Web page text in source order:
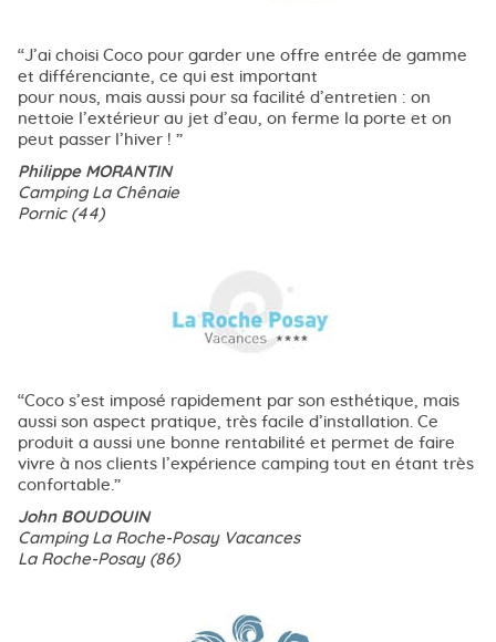
J’ai choisi Coco pour garder une offre entrée de gamme
et différenciante, ce qui est important
pour nous, mais aussi pour sa facilité d’entretien : on
nettoie l’extérieur au jet d’eau, on ferme la porte et on
peut passer l’hiver !
Philippe MORANTIN
Camping La Chênaie
Pornic (44)
Coco s’est imposé rapidement par son esthétique, mais
aussi son aspect pratique, très facile d’installation. Ce
produit a aussi une bonne rentabilité et permet de faire
vivre à nos clients l’expérience camping tout en étant très
confortable.
John BOUDOUIN
Camping La Roche-Posay Vacances
La Roche-Posay (86)